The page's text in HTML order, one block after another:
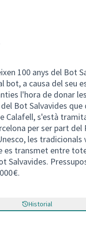
100 anys del Bot
bot, a causa del seu
l'hora de donar
Bot Salvavides que
Calafell, s'està
per ser part del
les tradicionals
es transmet entre
Salvavides.
€.
Historial